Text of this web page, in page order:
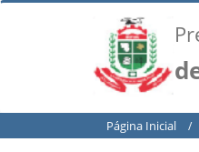
Página Inicial /